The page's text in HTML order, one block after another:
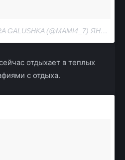
(@MAMI4_7) ЯНВ 25, 2018 AT 11:57 PST
отдыхает в теплых
с отдыха.